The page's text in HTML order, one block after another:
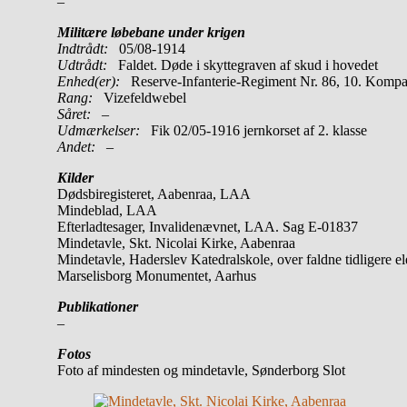
Militære løbebane under krigen
Indtrådt: 05/08-1914
Udtrådt: Faldet. Døde i skyttegraven af skud i hovedet
Enhed(er):
Reserve-Infanterie-Regiment Nr. 86, 10.
Rang:
Vizefeldwebel
Såret: –
Udmærkelser: Fik 02/05-1916 jernkorset af 2. klasse
Andet: –
Kilder
Dødsbiregisteret, Aabenraa, LAA
Mindeblad, LAA
Efterladtesager, Invalidenævnet, LAA. Sag E-01837
Mindetavle, Skt. Nicolai Kirke, Aabenraa
Mindetavle, Haderslev Katedralskole, over faldne tidligere
Marselisborg Monumentet, Aarhus
Publikationer
–
Fotos
Foto af mindesten og mindetavle, Sønderborg Slot